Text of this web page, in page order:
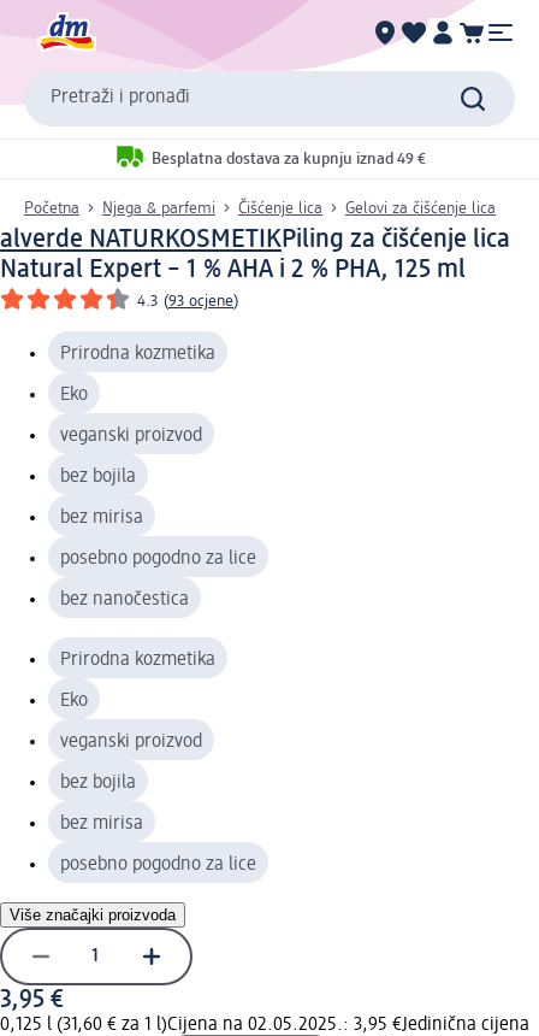
Pretraži i pronađi
Besplatna dostava za kupnju iznad 49 €
Početna Njega & parfemi Čišćenje lica Gelovi za čišćenje lica
alverde NATURKOSMETIKPiling za čišćenje lica
Natural Expert – 1 % AHA i 2 % PHA, 125 ml
4.3 (93 ocjene)
Prirodna kozmetika
Eko
veganski proizvod
bez bojila
bez mirisa
posebno pogodno za lice
bez nanočestica
Prirodna kozmetika
Eko
veganski proizvod
bez bojila
bez mirisa
posebno pogodno za lice
Više značajki proizvoda
3,95 €
0,125 l (31,60 € za 1 l)Cijena na 02.05.2025.: 3,95 €Jedinična cijena